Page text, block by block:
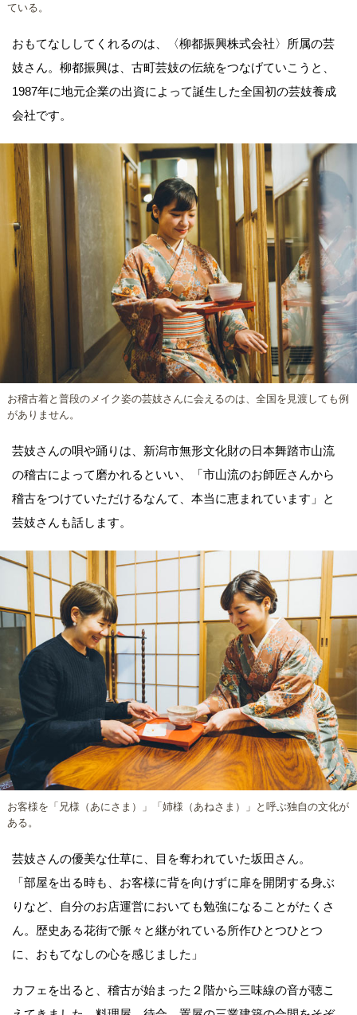
ている。
おもてなししてくれるのは、〈柳都振興株式会社〉所属の芸
妓さん。柳都振興は、古町芸妓の伝統をつなげていこうと、
1987年に地元企業の出資によって誕生した全国初の芸妓養成
会社です。
お稽古着と普段のメイク姿の芸妓さんに会えるのは、全国を見渡しても例
がありません。
芸妓さんの唄や踊りは、新潟市無形文化財の日本舞踏市山流
の稽古によって磨かれるといい、「市山流のお師匠さんから
稽古をつけていただけるなんて、本当に恵まれています」と
芸妓さんも話します。
お客様を「兄様（あにさま）」「姉様（あねさま）」と呼ぶ独自の文化が
ある。
芸妓さんの優美な仕草に、目を奪われていた坂田さん。
「部屋を出る時も、お客様に背を向けずに扉を開閉する身ぶ
りなど、自分のお店運営においても勉強になることがたくさ
ん。歴史ある花街で脈々と継がれている所作ひとつひとつ
に、おもてなしの心を感じました」
カフェを出ると、稽古が始まった２階から三味線の音が聴こ